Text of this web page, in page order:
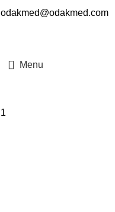
odakmed@odakmed.com
Menu